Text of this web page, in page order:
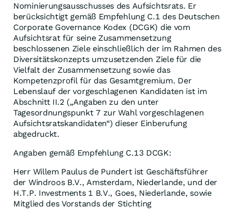
Nominierungsausschusses des Aufsichtsrats. Er
berücksichtigt gemäß Empfehlung C.1 des Deutschen
Corporate Governance Kodex (DCGK) die vom
Aufsichtsrat für seine Zusammensetzung
beschlossenen Ziele einschließlich der im Rahmen des
Diversitätskonzepts umzusetzenden Ziele für die
Vielfalt der Zusammensetzung sowie das
Kompetenzprofil für das Gesamtgremium. Der
Lebenslauf der vorgeschlagenen Kandidaten ist im
Abschnitt II.2 („Angaben zu den unter
Tagesordnungspunkt 7 zur Wahl vorgeschlagenen
Aufsichtsratskandidaten“) dieser Einberufung
abgedruckt.
Angaben gemäß Empfehlung C.13 DCGK:
Herr Willem Paulus de Pundert ist Geschäftsführer
der Windroos B.V., Amsterdam, Niederlande, und der
H.T.P. Investments 1 B.V., Goes, Niederlande, sowie
Mitglied des Vorstands der Stichting